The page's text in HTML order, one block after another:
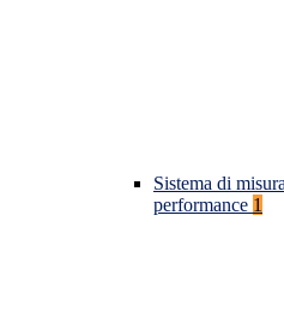
Sistema di
performance 1